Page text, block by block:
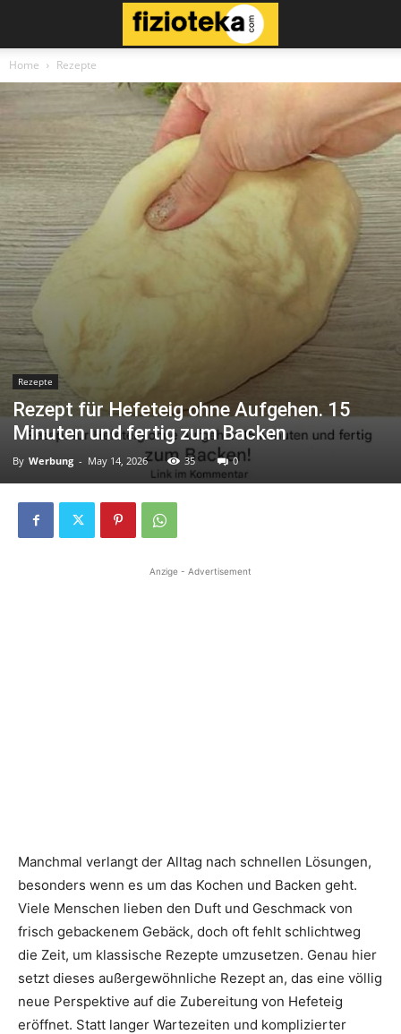
Home Rezepte
Rezepte
Rezept für Hefeteig ohne Aufgehen. 15
Minuten und fertig zum Backen
By Werbung - May 14, 2026 35 0
Anzige - Advertisement
Manchmal verlangt der Alltag nach schnellen Lösungen,
besonders wenn es um das Kochen und Backen geht.
Viele Menschen lieben den Duft und Geschmack von
frisch gebackenem Gebäck, doch oft fehlt schlichtweg
die Zeit, um klassische Rezepte umzusetzen. Genau hier
setzt dieses außergewöhnliche Rezept an, das eine völlig
neue Perspektive auf die Zubereitung von Hefeteig
eröffnet. Statt langer Wartezeiten und komplizierter